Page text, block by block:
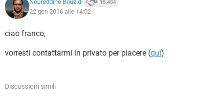
Noureddine Bouzidi 15.404
22 gen 2016 alle 14:02
ciao franco,
vorresti contattarmi in privato per piacere (qui)
Discussioni simili